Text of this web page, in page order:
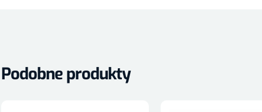
Podobne produkty